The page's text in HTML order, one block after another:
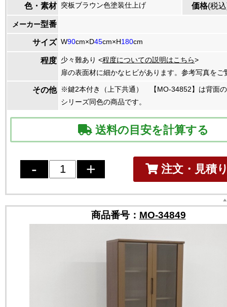
色・素材 突板ブラウン色塗装仕上げ 価格(税
メーカー型番
サイズ W90cm×D45cm×H180cm
程度 少々難あり <程度についての説明はこちら>
扉の表面材に細かなヒビがあります。参考写真をご
その他
※鍵2本付き（上下共通） 【MO-34852】は背面
シリーズ同色の商品です。
送料の目安を計算する
注文・見積
商品番号： MO-34849